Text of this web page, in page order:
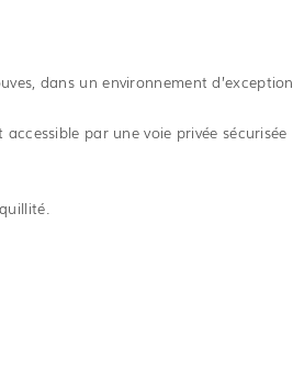
dans un environnement d’exception.
par une voie privée sécurisée